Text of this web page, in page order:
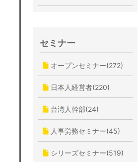
セミナー
オープンセミナー(272)
日本人経営者(220)
台湾人幹部(24)
人事労務セミナー(45)
シリーズセミナー(519)